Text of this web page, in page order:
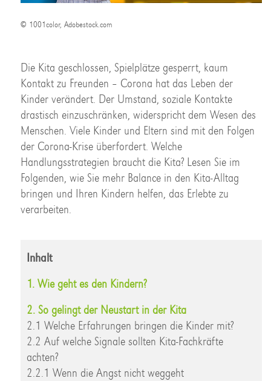
© 1001color, Adobestock.com
Die Kita geschlossen, Spielplätze gesperrt, kaum
Kontakt zu Freunden – Corona hat das Leben der
Kinder verändert. Der Umstand, soziale Kontakte
drastisch einzuschränken, widerspricht dem Wesen des
Menschen. Viele Kinder und Eltern sind mit den Folgen
der Corona-Krise überfordert. Welche
Handlungsstrategien braucht die Kita? Lesen Sie im
Folgenden, wie Sie mehr Balance in den Kita-Alltag
bringen und Ihren Kindern helfen, das Erlebte zu
verarbeiten.
Inhalt
1. Wie geht es den Kindern?
2. So gelingt der Neustart in der Kita
2.1 Welche Erfahrungen bringen die Kinder mit?
2.2 Auf welche Signale sollten Kita-Fachkräfte
achten?
2.2.1 Wenn die Angst nicht weggeht